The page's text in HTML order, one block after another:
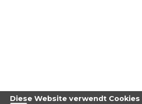
Diese Website verwendt Cookies